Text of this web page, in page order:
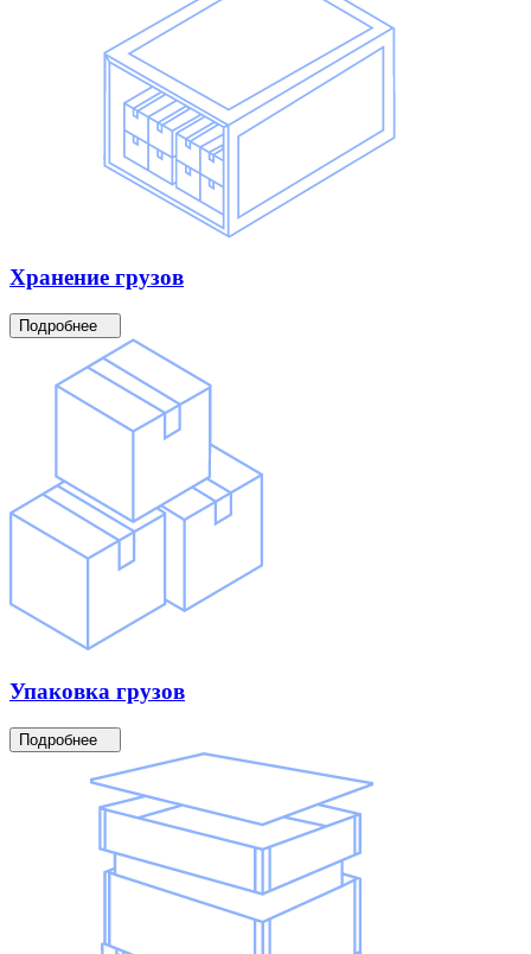
Хранение грузов
Подробнее
Упаковка грузов
Подробнее